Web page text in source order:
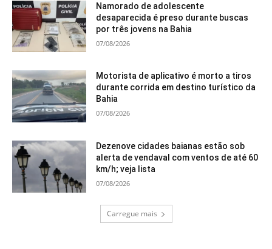
Namorado de adolescente
desaparecida é preso durante buscas
por três jovens na Bahia
07/08/2026
Motorista de aplicativo é morto a tiros
durante corrida em destino turístico da
Bahia
07/08/2026
Dezenove cidades baianas estão sob
alerta de vendaval com ventos de até 60
km/h; veja lista
07/08/2026
Carregue mais